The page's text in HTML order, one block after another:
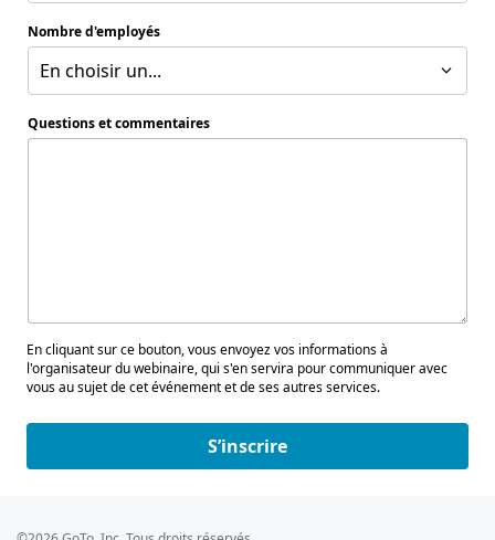
Nombre d'employés
En choisir un...
Questions et commentaires
En cliquant sur ce bouton, vous envoyez vos informations à
l'organisateur du webinaire, qui s'en servira pour communiquer avec
vous au sujet de cet événement et de ses autres services.
S’inscrire